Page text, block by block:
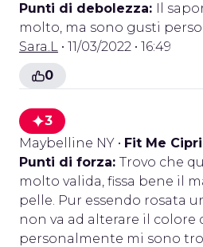
Punti di debolezza: Il
molto, ma sono gusti
Sara.L • 11/03/2022 • 16:49
0
3
Maybelline NY • Fit Me
Punti di forza: Trovo che
molto valida, fissa bene il
pelle. Pur essendo rosata
non va ad alterare il colore
personalmente mi sono